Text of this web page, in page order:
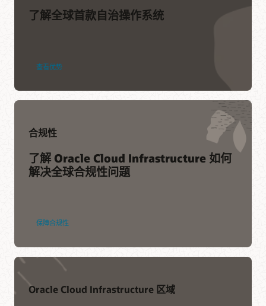
了解全球首款自治操作系统
查看优势
合规性
了解 Oracle Cloud Infrastructure 如何
解决全球合规性问题
保障合规性
Oracle Cloud Infrastructure 区域